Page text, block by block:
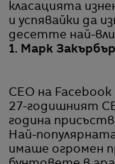
класацията
и успявайки да
десетте най-
1. Марк
CEO на Facebook
27-годишният
година
Най-
имаше огромен